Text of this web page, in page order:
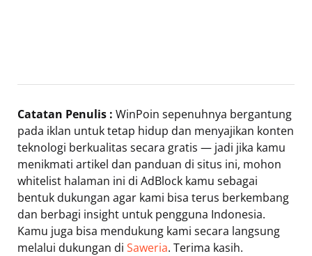
Catatan Penulis : WinPoin sepenuhnya bergantung
pada iklan untuk tetap hidup dan menyajikan konten
teknologi berkualitas secara gratis — jadi jika kamu
menikmati artikel dan panduan di situs ini, mohon
whitelist halaman ini di AdBlock kamu sebagai
bentuk dukungan agar kami bisa terus berkembang
dan berbagi insight untuk pengguna Indonesia.
Kamu juga bisa mendukung kami secara langsung
melalui dukungan di Saweria. Terima kasih.